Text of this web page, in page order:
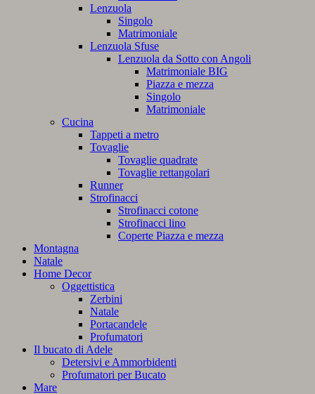
Lenzuola
Singolo
Matrimoniale
Lenzuola Sfuse
Lenzuola da Sotto con Angoli
Matrimoniale BIG
Piazza e mezza
Singolo
Matrimoniale
Cucina
Tappeti a metro
Tovaglie
Tovaglie quadrate
Tovaglie rettangolari
Runner
Strofinacci
Strofinacci cotone
Strofinacci lino
Coperte Piazza e mezza
Montagna
Natale
Home Decor
Oggettistica
Zerbini
Natale
Portacandele
Profumatori
Il bucato di Adele
Detersivi e Ammorbidenti
Profumatori per Bucato
Mare